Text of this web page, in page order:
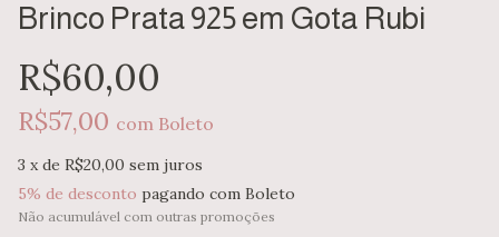
Brinco Prata 925 em Gota Rubi
R$60,00
R$57,00 com Boleto
3 x de R$20,00 sem juros
5% de desconto pagando com Boleto
Não acumulável com outras promoções